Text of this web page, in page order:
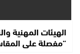
الهيئات المهنية
“مفصلة على